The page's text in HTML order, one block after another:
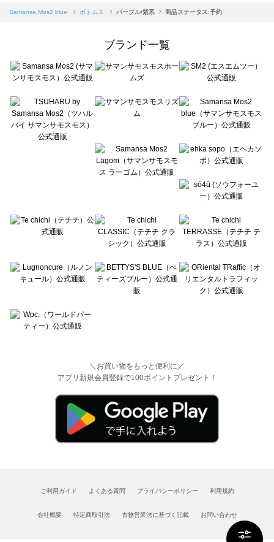
Samansa Mos2 blue（サマンサモスモス ブルー）のボトムス一覧
sō4ū（ソウフォーユー）のボトムス一覧
Te chichi（テチチ）のボトムス一覧
Te chichi CLASSIC（テチチ クラシック）のボトムス一覧
Lugnoncure（ルノンキュール）のボトムス一覧
BETTY'S BLUE（べティーズブルー）のボトムス一覧
Wpc.（ワールドパーティー）のボトムス一覧
Samansa Mos2 blue ボトムス パープル/紫系 商品ステータス:予約
ブランド一覧
＼お買い物をもっと便利に／
アプリ新規会員登録で100ポイントプレゼント！
ご利用ガイド よくある質問 プライバシーポリシー 利用規約
会社概要 特定商取引法 古物営業法に基づく記載 お問い合わせ